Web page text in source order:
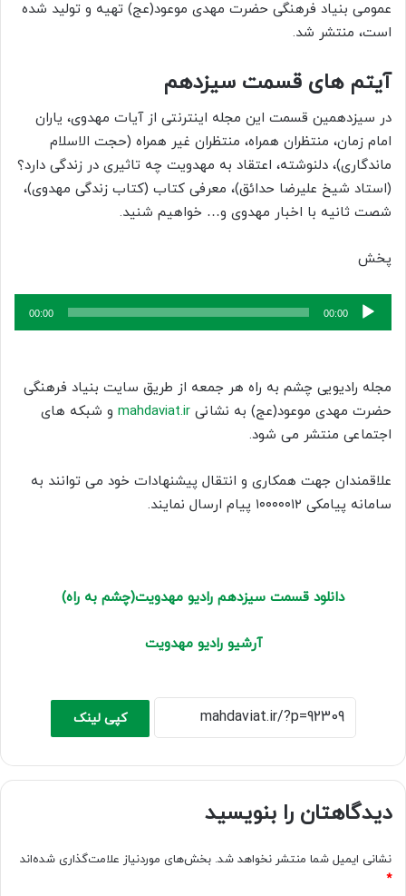
عمومی بنیاد فرهنگی حضرت مهدی موعود(عج) تهیه و تولید شده
است، منتشر شد.
آیتم های قسمت سیزدهم
در سیزدهمین قسمت این مجله اینترنتی از آیات مهدوی، یاران
امام زمان، منتظران همراه، منتظران غیر همراه (حجت الاسلام
ماندگاری)، دلنوشته، اعتقاد به مهدویت چه تاثیری در زندگی دارد؟
(استاد شیخ علیرضا حدائق)، معرفی کتاب (کتاب زندگی مهدوی)،
شصت ثانیه با اخبار مهدوی و… خواهیم شنید.
پخش
پخش‌کننده
صوت
00:00
00:00
مجله رادیویی چشم به راه هر جمعه از طریق سایت بنیاد فرهنگی
حضرت مهدی موعود(عج) به نشانی mahdaviat.ir و شبکه های
اجتماعی منتشر می شود.
علاقمندان جهت همکاری و انتقال پیشنهادات خود می توانند به
سامانه پیامکی ۱۰۰۰۰۰۱۲ پیام ارسال نمایند.
دانلود قسمت سیزدهم رادیو مهدویت(چشم به راه)
آرشیو رادیو مهدویت
کپی لینک
دیدگاهتان را بنویسید
نشانی ایمیل شما منتشر نخواهد شد. بخش‌های موردنیاز علامت‌گذاری شده‌اند
*